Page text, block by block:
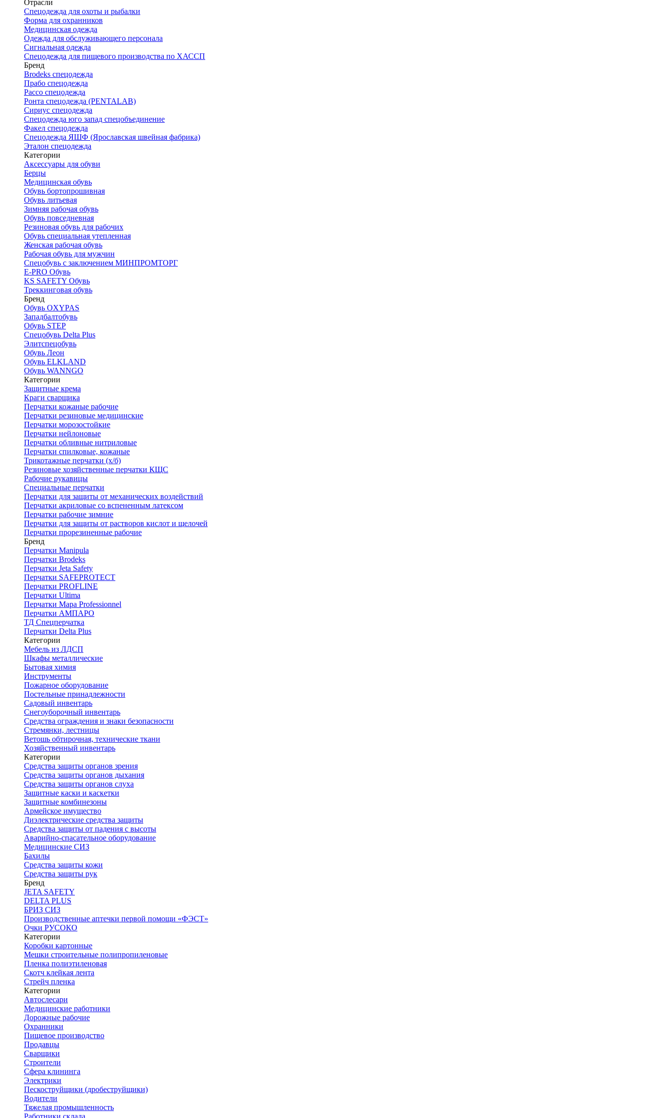
Отрасли
Спецодежда для охоты и рыбалки
Форма для охранников
Медицинская одежда
Одежда для обслуживающего персонала
Сигнальная одежда
Спецодежда для пищевого производства по ХАССП
Бренд
Brodeks спецодежда
Прабо спецодежда
Рассо спецодежда
Ронта спецодежда (PENTALAB)
Сириус спецодежда
Спецодежда юго запад спецобъединение
Факел спецодежда
Спецодежда ЯШФ (Ярославская швейная фабрика)
Эталон спецодежда
Категории
Аксессуары для обуви
Берцы
Медицинская обувь
Обувь бортопрошивная
Обувь литьевая
Зимняя рабочая обувь
Обувь повседневная
Резиновая обувь для рабочих
Обувь специальная утепленная
Женская рабочая обувь
Рабочая обувь для мужчин
Спецобувь с заключением МИНПРОМТОРГ
E-PRO Обувь
KS SAFETY Обувь
Треккинговая обувь
Бренд
Обувь OXYPAS
Западбалтобувь
Обувь STEP
Спецобувь Delta Plus
Элитспецобувь
Обувь Леон
Обувь ELKLAND
Обувь WANNGO
Категории
Защитные крема
Краги сварщика
Перчатки кожаные рабочие
Перчатки резиновые медицинские
Перчатки морозостойкие
Перчатки нейлоновые
Перчатки обливные нитриловые
Перчатки спилковые, кожаные
Трикотажные перчатки (х/б)
Резиновые хозяйственные перчатки КЩС
Рабочие рукавицы
Специальные перчатки
Перчатки для защиты от механических воздействий
Перчатки акриловые со вспененным латексом
Перчатки рабочие зимние
Перчатки для защиты от растворов кислот и щелочей
Перчатки прорезиненные рабочие
Бренд
Перчатки Manipula
Перчатки Brodeks
Перчатки Jeta Safety
Перчатки SAFEPROTECT
Перчатки PROFLINE
Перчатки Ultima
Перчатки Мара Professionnel
Перчатки АМПАРО
ТД Спецперчатка
Перчатки Delta Plus
Категории
Мебель из ЛДСП
Шкафы металлические
Бытовая химия
Инструменты
Пожарное оборудование
Постельные принадлежности
Садовый инвентарь
Снегоуборочный инвентарь
Средства ограждения и знаки безопасности
Стремянки, лестницы
Ветошь обтирочная, технические ткани
Хозяйственный инвентарь
Категории
Средства защиты органов зрения
Средства защиты органов дыхания
Средства защиты органов слуха
Защитные каски и каскетки
Защитные комбинезоны
Армейское имущество
Диэлектрические средства защиты
Средства защиты от падения с высоты
Аварийно-спасательное оборудование
Медицинские СИЗ
Бахилы
Средства защиты кожи
Средства защиты рук
Бренд
JETA SAFETY
DELTA PLUS
БРИЗ СИЗ
Производственные аптечки первой помощи «ФЭСТ»
Очки РУСОКО
Категории
Коробки картонные
Мешки строительные полипропиленовые
Пленка полиэтиленовая
Скотч клейкая лента
Стрейч пленка
Категории
Автослесари
Медицинские работники
Дорожные рабочие
Охранники
Пищевое производство
Продавцы
Сварщики
Строители
Сфера клининга
Электрики
Пескоструйщики (дробеструйщики)
Водители
Тяжелая промышленность
Работники склада